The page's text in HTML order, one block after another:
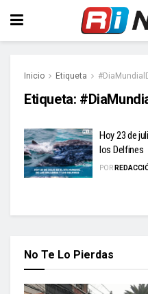
Inicio Etiqueta
Etiqueta:
Hoy 23 de
los Delfines
POR
No Te Lo Pierdas